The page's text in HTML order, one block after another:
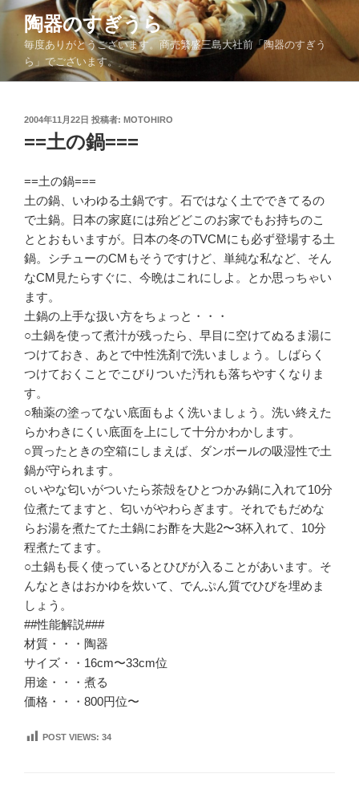
コ
ツ
陶器のすぎうら
毎度ありがとうございます。商売繁盛三島大社前「陶器のすぎう
ら」でございます。
投
日:
2004年11月22日 投稿者: MOTOHIRO
==土の鍋===
==土の鍋===
土の鍋、いわゆる土鍋です。石ではなく土でできてるの
で土鍋。日本の家庭には殆どどこのお家でもお持ちのこ
ととおもいますが。日本の冬のTVCMにも必ず登場する土
鍋。シチューのCMもそうですけど、単純な私など、そん
なCM見たらすぐに、今晩はこれにしよ。とか思っちゃい
ます。
土鍋の上手な扱い方をちょっと・・・
○土鍋を使って煮汁が残ったら、早目に空けてぬるま湯に
つけておき、あとで中性洗剤で洗いましょう。しばらく
つけておくことでこびりついた汚れも落ちやすくなりま
す。
○釉薬の塗ってない底面もよく洗いましょう。洗い終えた
らかわきにくい底面を上にして十分かわかします。
○買ったときの空箱にしまえば、ダンボールの吸湿性で土
鍋が守られます。
○いやな匂いがついたら茶殻をひとつかみ鍋に入れて10分
位煮たてますと、匂いがやわらぎます。それでもだめな
らお湯を煮たてた土鍋にお酢を大匙2〜3杯入れて、10分
程煮たてます。
○土鍋も長く使っているとひびが入ることがあいます。そ
んなときはおかゆを炊いて、でんぷん質でひびを埋めま
しょう。
##性能解説###
材質・・・陶器
サイズ・・16cm〜33cm位
用途・・・煮る
価格・・・800円位〜
POST VIEWS: 34